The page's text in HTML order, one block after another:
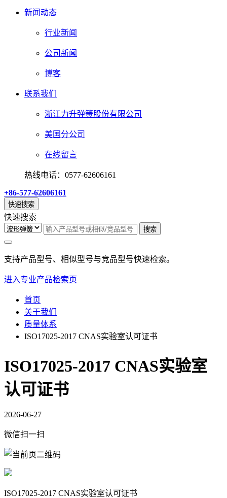
新闻动态
行业新闻
公司新闻
博客
联系我们
浙江力升弹簧股份有限公司
美国分公司
在线留言
热线电话：0577-62606161
+86-577-62606161
快速搜索
快速搜索
搜索
支持产品型号、相似型号与竞品型号快速检索。
进入专业产品检索页
首页
关于我们
质量体系
ISO17025-2017 CNAS实验室认可证书
ISO17025-2017 CNAS实验室
认可证书
2026-06-27
微信扫一扫
ISO17025-2017 CNAS实验室认可证书